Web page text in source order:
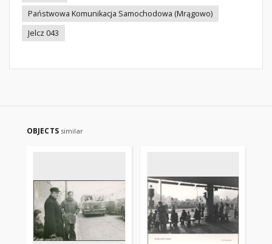
Państwowa Komunikacja Samochodowa (Mrągowo)
Jelcz 043
OBJECTS similar